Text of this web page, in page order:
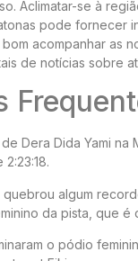
Aclimatar-se à
pode fornecer
acompanhar as
de notícias sobre
Dera Dida Yami na
algum
da pista, que é
o pódio